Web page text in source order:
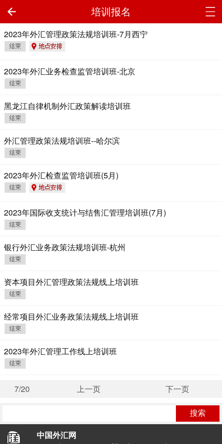
培训报名
2023年外汇管理政策法规培训班-7月西宁
2023年外汇业务检查监管培训班-北京
黑龙江自律机制外汇政策解读培训班
外汇管理政策法规培训班--哈尔滨
2023年外汇检查监管培训班(5月)
2023年国际收支统计与结售汇管理培训班(7月)
银行外汇业务政策法规培训班-杭州
资本项目外汇管理政策法规线上培训班
经常项目外汇业务政策法规线上培训班
2023年外汇管理工作线上培训班
7/20 上一页 下一页
中国外汇网